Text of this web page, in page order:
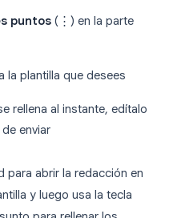
puntos (⋮) en la parte
la plantilla que desees
rellena al instante, edítalo
enviar
para abrir la redacción en
y luego usa la tecla